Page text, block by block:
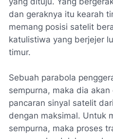
dan geraknya itu kearah
memang posisi satelit
katulistiwa yang berjejer
timur.
Sebuah parabola
sempurna, maka dia
pancaran sinyal satelit
dengan maksimal. Untuk
sempurna, maka proses